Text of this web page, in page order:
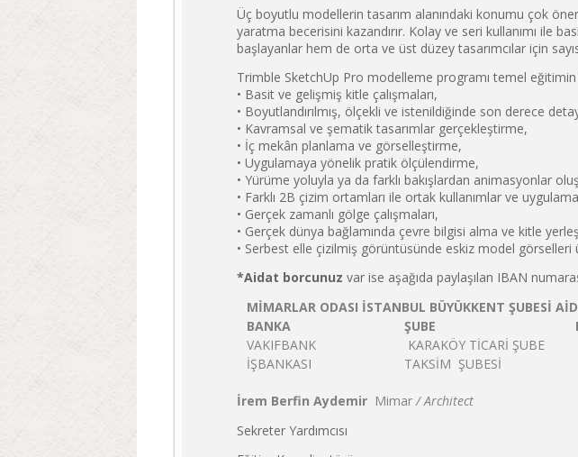
Üç boyutlu modellerin tasarım alanındaki konumu çok
yaratma becerisini kazandırır. Kolay ve seri kullanımı ile
başlayanlar hem de orta ve üst düzey tasarımcılar için
Trimble SketchUp Pro modelleme programı temel
• Basit ve gelişmiş kitle çalışmaları,
• Boyutlandırılmış, ölçekli ve istenildiğinde son derece
• Kavramsal ve şematik tasarımlar gerçekleştirme,
• İç mekân planlama ve görselleştirme,
• Uygulamaya yönelik pratik ölçülendirme,
• Yürüme yoluyla ya da farklı bakışlardan animasyonlar
• Farklı 2B çizim ortamları ile ortak kullanımlar ve
• Gerçek zamanlı gölge çalışmaları,
• Gerçek dünya bağlamında çevre bilgisi alma ve kitle
• Serbest elle çizilmiş görüntüsünde eskiz model görselleri
*Aidat borcunuz var ise aşağıda paylaşılan IBAN
MİMARLAR ODASI İSTANBUL BÜYÜKKENT ŞUBESİ
BANKA
ŞUBE
VAKIFBANK
KARAKÖY TİCARİ ŞUBE
İŞBANKASI
TAKSİM ŞUBESİ
İrem Berfin Aydemir Mimar/ Architect
Sekreter Yardımcısı